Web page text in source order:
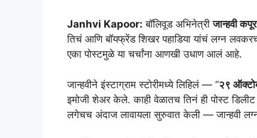
Janhvi Kapoor: बॉलिवूड अभिनेत्रीजान्हवी कपूर
तिचं आणि बॉयफ्रेंड शिखर पहाडिया यांचं लग्न
एका पोस्टमुळे या चर्चांना आणखी उधाण आलं आहे.
जान्हवीने इंस्टाग्राम स्टोरीमध्ये लिहिलं — “२९
इमोजी शेअर केले. काही वेळातच तिनं ही पोस्ट डिलीट
लगेचच अंदाज लावायला सुरुवात केली — जान्हवी